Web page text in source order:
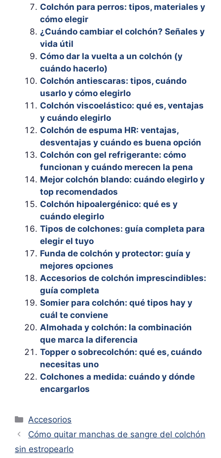
Colchón para perros: tipos, materiales y
cómo elegir
¿Cuándo cambiar el colchón? Señales y
vida útil
Cómo dar la vuelta a un colchón (y
cuándo hacerlo)
Colchón antiescaras: tipos, cuándo
usarlo y cómo elegirlo
Colchón viscoelástico: qué es, ventajas
y cuándo elegirlo
Colchón de espuma HR: ventajas,
desventajas y cuándo es buena opción
Colchón con gel refrigerante: cómo
funcionan y cuándo merecen la pena
Mejor colchón blando: cuándo elegirlo y
top recomendados
Colchón hipoalergénico: qué es y
cuándo elegirlo
Tipos de colchones: guía completa para
elegir el tuyo
Funda de colchón y protector: guía y
mejores opciones
Accesorios de colchón imprescindibles:
guía completa
Somier para colchón: qué tipos hay y
cuál te conviene
Almohada y colchón: la combinación
que marca la diferencia
Topper o sobrecolchón: qué es, cuándo
necesitas uno
Colchones a medida: cuándo y dónde
encargarlos
Categorías
Accesorios
Cómo quitar manchas de sangre del colchón
sin estropearlo